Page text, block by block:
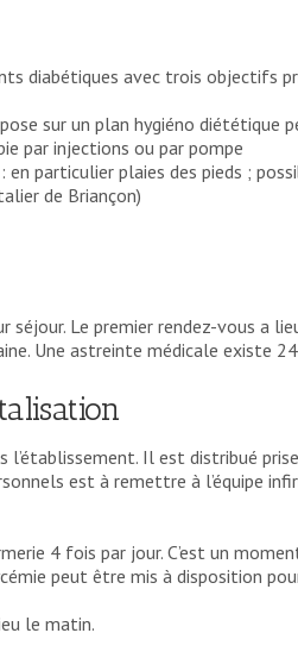
diabétiques avec trois objectifs
sur un plan hygiéno diététique
par injections ou par pompe
particulier plaies des pieds ;
de Briançon)
Le premier rendez-vous a
Une astreinte médicale existe
l’établissement. Il est distribué
est à remettre à l’équipe
4 fois par jour. C’est un
peut être mis à disposition
le matin.